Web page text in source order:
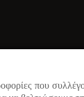
που